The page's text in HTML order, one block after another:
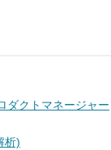
ダクトマネージャー
析)